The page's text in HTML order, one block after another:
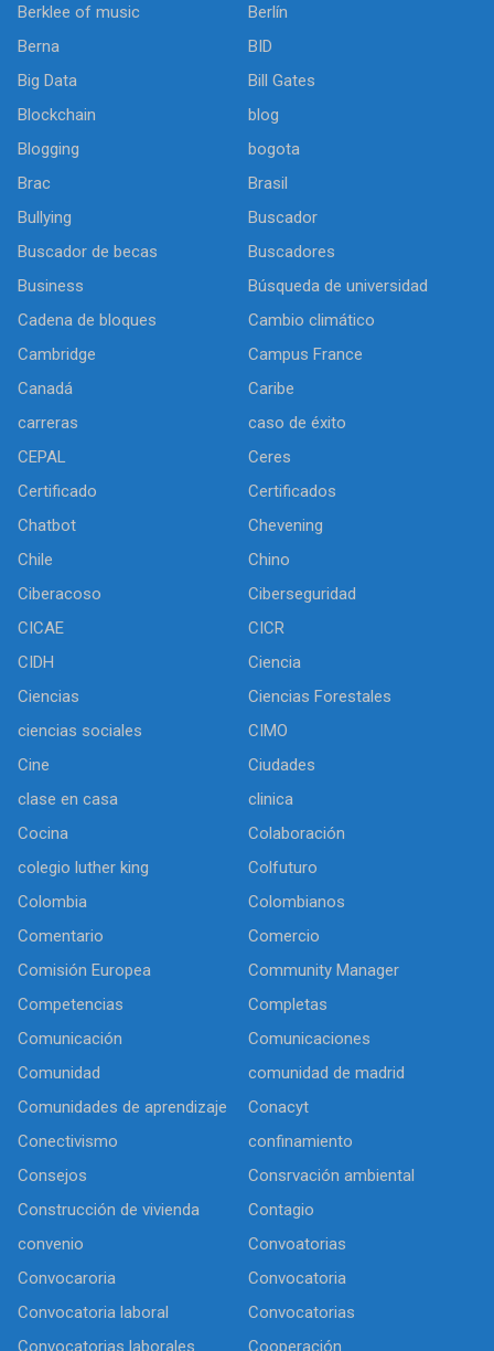
Berklee of music
Berlín
Berna
BID
Big Data
Bill Gates
Blockchain
blog
Blogging
bogota
Brac
Brasil
Bullying
Buscador
Buscador de becas
Buscadores
Business
Búsqueda de universidad
Cadena de bloques
Cambio climático
Cambridge
Campus France
Canadá
Caribe
carreras
caso de éxito
CEPAL
Ceres
Certificado
Certificados
Chatbot
Chevening
Chile
Chino
Ciberacoso
Ciberseguridad
CICAE
CICR
CIDH
Ciencia
Ciencias
Ciencias Forestales
ciencias sociales
CIMO
Cine
Ciudades
clase en casa
clinica
Cocina
Colaboración
colegio luther king
Colfuturo
Colombia
Colombianos
Comentario
Comercio
Comisión Europea
Community Manager
Competencias
Completas
Comunicación
Comunicaciones
Comunidad
comunidad de madrid
Comunidades de aprendizaje
Conacyt
Conectivismo
confinamiento
Consejos
Consrvación ambiental
Construcción de vivienda
Contagio
convenio
Convoatorias
Convocaroria
Convocatoria
Convocatoria laboral
Convocatorias
Convocatorias laborales
Cooperación